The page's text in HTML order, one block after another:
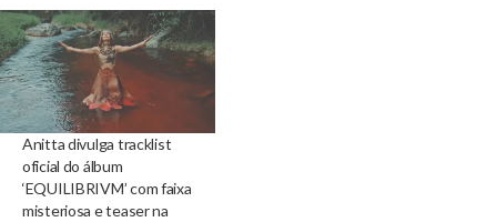
Anitta divulga tracklist
oficial do álbum
‘EQUILIBRIVM’ com faixa
misteriosa e teaser na